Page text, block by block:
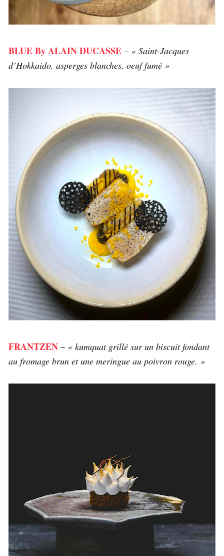
BLUE By ALAIN DUCASSE – « Saint-Jacques
d’Hokkaido, asperges blanches, oeuf fumé »
FRANTZEN – « kumquat grillé sur un biscuit fondant
au fromage brun et une meringue au poivron rouge. »